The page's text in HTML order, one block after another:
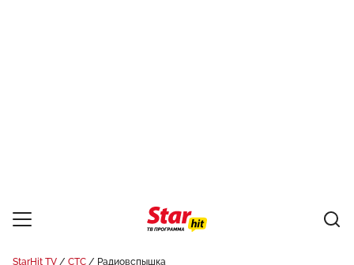
StarHit TV СТС Радиовспышка